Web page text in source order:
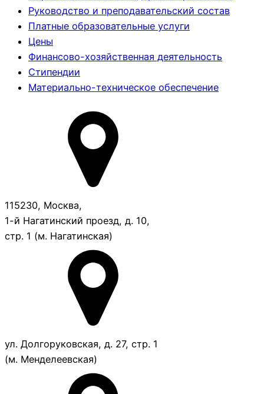
Руководство и преподавательский состав
Платные образовательные услуги
Цены
Финансово-хозяйственная деятельность
Стипендии
Материально-техническое обеспечение
115230, Москва,
1-й Нагатинский проезд, д. 10,
стр. 1 (м. Нагатинская)
ул. Долгоруковская, д. 27, стр. 1
(м. Менделеевская)